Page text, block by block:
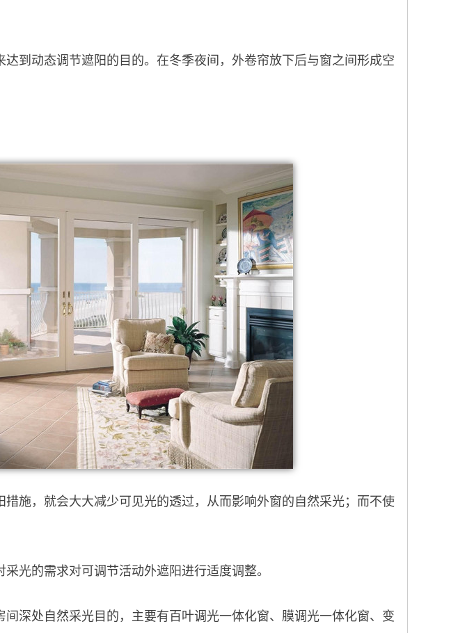
到动态调节遮阳的目的。在冬季夜间，外卷帘放下后与窗之间形成空
施，就会大大减少可见光的透过，从而影响外窗的自然采光；而不使
光的需求对可调节活动外遮阳进行适度调整。
深处自然采光目的，主要有百叶调光一体化窗、膜调光一体化窗、变